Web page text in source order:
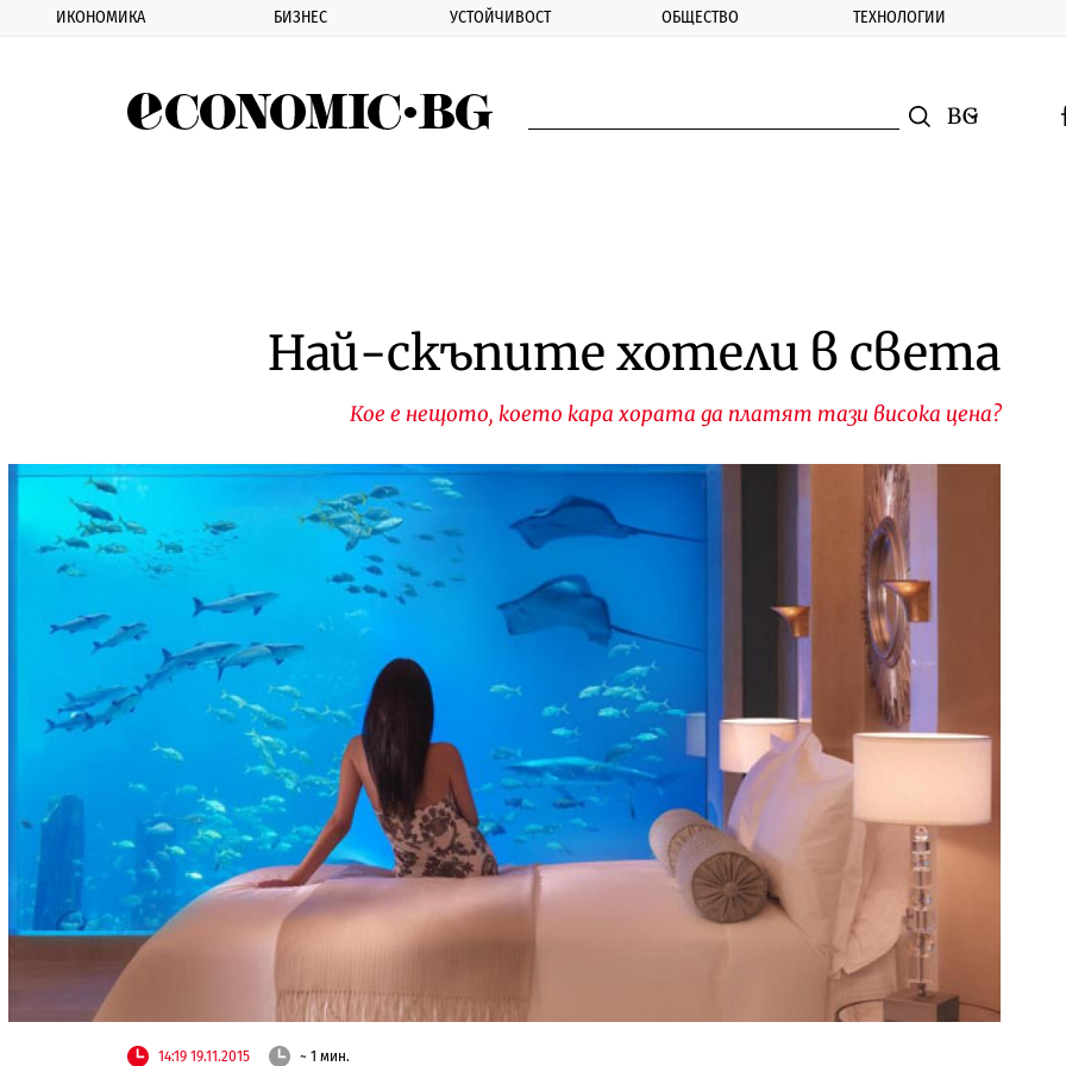
ИКОНОМИКА БИЗНЕС УСТОЙЧИВОСТ ОБЩЕСТВО ТЕХНОЛОГИИ
Смяна на
Най-скъпите хотели в света
Кое е нещото, което кара хората да платят тази висока цена?
14:19 19.11.2015 ~ 1 мин.